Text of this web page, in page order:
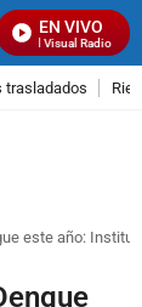
EN VIVO
Señal Visual Radio
trasladados
este año: